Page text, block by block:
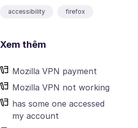
accessibility firefox
Xem thêm
Mozilla VPN payment
Mozilla VPN not working
has some one accessed
my account